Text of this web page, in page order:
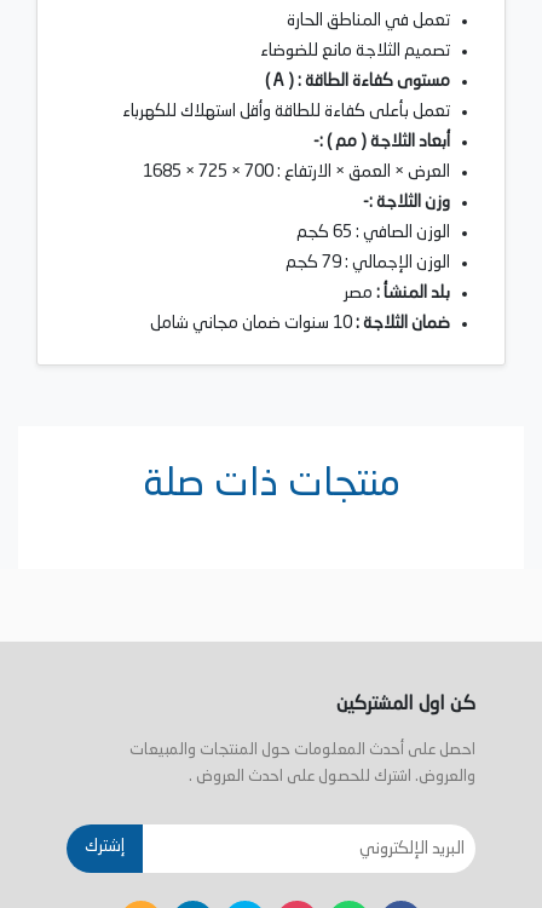
تعمل في المناطق الحارة
تصميم الثلاجة مانع للضوضاء
مستوى كفاءة الطاقة : ( A )
تعمل بأعلى كفاءة للطاقة وأقل استهلاك للكهرباء
أبعاد الثلاجة ( مم ) :-
العرض × العمق × الارتفاع : 700 × 725 × 1685
وزن الثلاجة :-
الوزن الصافي : 65 كجم
الوزن الإجمالي : 79 كجم
بلد المنشأ : مصر
ضمان الثلاجة :
منتجات ذات صلة
كن اول المشتركين
احصل على أحدث المعلومات حول المنتجات والمبيعات
والعروض. اشترك للحصول على احدث العروض .
إشترك